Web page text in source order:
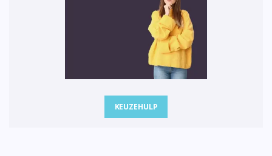
KEUZEHULP